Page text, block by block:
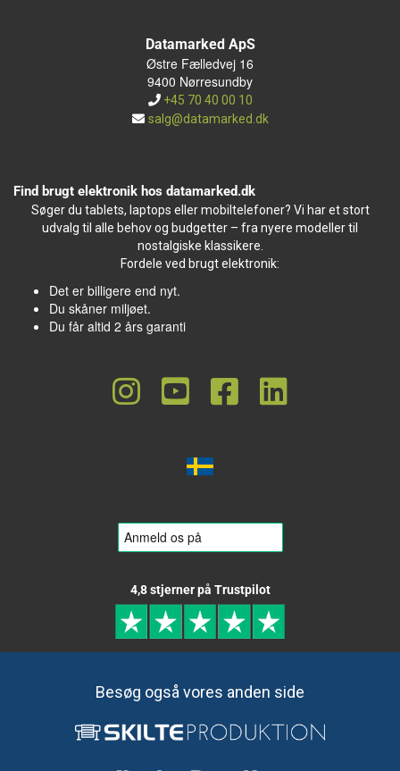
Datamarked ApS
Østre Fælledvej 16
9400 Nørresundby
+45 70 40 00 10
salg@datamarked.dk
Find brugt elektronik hos datamarked.dk
Søger du tablets, laptops eller mobiltelefoner? Vi har et stort
udvalg til alle behov og budgetter – fra nyere modeller til
nostalgiske klassikere.
Fordele ved brugt elektronik:
Det er billigere end nyt.
Du skåner miljøet.
Du får altid 2 års garanti
4,8 stjerner på Trustpilot
Besøg også vores anden side